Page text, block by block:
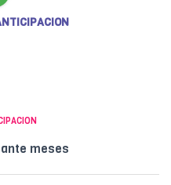
meses